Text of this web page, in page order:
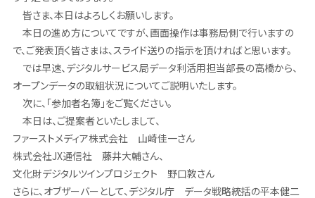
皆さま、本日はよろしくお願いします。
本日の進め方についてですが、画面操作は事務局側で行いますの
で、ご発表頂く皆さまは、スライド送りの指示を頂ければと思います。
では早速、デジタルサービス局データ利活用担当部長の高橋から、
オープンデータの取組状況についてご説明いたします。
次に、「参加者名簿」をご覧ください。
本日は、ご提案者といたしまして、
ファーストメディア株式会社 山崎佳一さん
株式会社JX通信社 藤井大輔さん、
文化財デジタルツインプロジェクト 野口敦さん
さらに、オブザーバーとして、デジタル庁 データ戦略統括の平本健二